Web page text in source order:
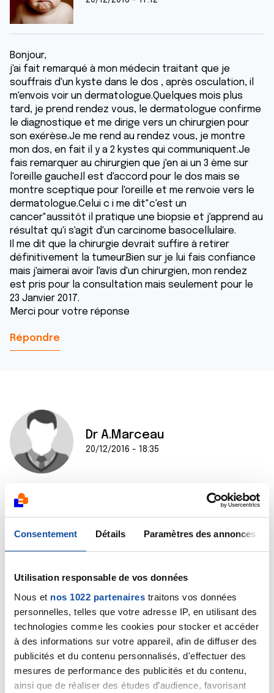
Consentement Détails Paramètres des annonces
Utilisation responsable de vos données
Nous et nos 1022 partenaires traitons vos données
personnelles, telles que votre adresse IP, en utilisant des
technologies comme les cookies pour stocker et accéder
à des informations sur votre appareil, afin de diffuser des
publicités et du contenu personnalisés, d'effectuer des
mesures de performance des publicités et du contenu,
ainsi que de réaliser des études d’audience, favorisant
Bonjour,
j'ai fait remarqué à mon médecin traitant que je
souffrais d'un kyste dans le dos , après osculation, il
m'envois voir un dermatologue.Quelques mois plus
tard, je prend rendez vous, le dermatologue confirme
le diagnostique et me dirige vers un chirurgien pour
son exérèse.Je me rend au rendez vous, je montre
mon dos, en fait il y a 2 kystes qui communiquent.Je
fais remarquer au chirurgien que j'en ai un 3 ème sur
l'oreille gauche.Il est d'accord pour le dos mais se
montre sceptique pour l'oreille et me renvoie vers le
dermatologue.Celui c i me dit"c'est un
cancer"aussitôt il pratique une biopsie et j'apprend au
résultat qu'i s'agit d'un carcinome basocellulaire.
Il me dit que la chirurgie devrait suffire à retirer
définitivement la tumeur.Bien sur je lui fais confiance
mais j'aimerai avoir l'avis d'un chirurgien, mon rendez
est pris pour la consultation mais seulement pour le
23 Janvier 2017.
Merci pour votre réponse
Répondre
Dr A.Marceau
20/12/2016 - 18:35
Bonjour,
Les cancers basocellulaires sont la forme la moins
grave de tous les cancers cutanés. En effet, ce sont
plupart des dermatologues assurent eux-mêmes
l'exérèse de ces tumeurs ou font appel à un chirurgien
plasticien spécialisé lorsqu'il s'agit d'un cancer
basocellulaire du visage pour lequel la cicatrisation
doit être parfaite.
Bien cordialement
Dr A.Marceau
Citer